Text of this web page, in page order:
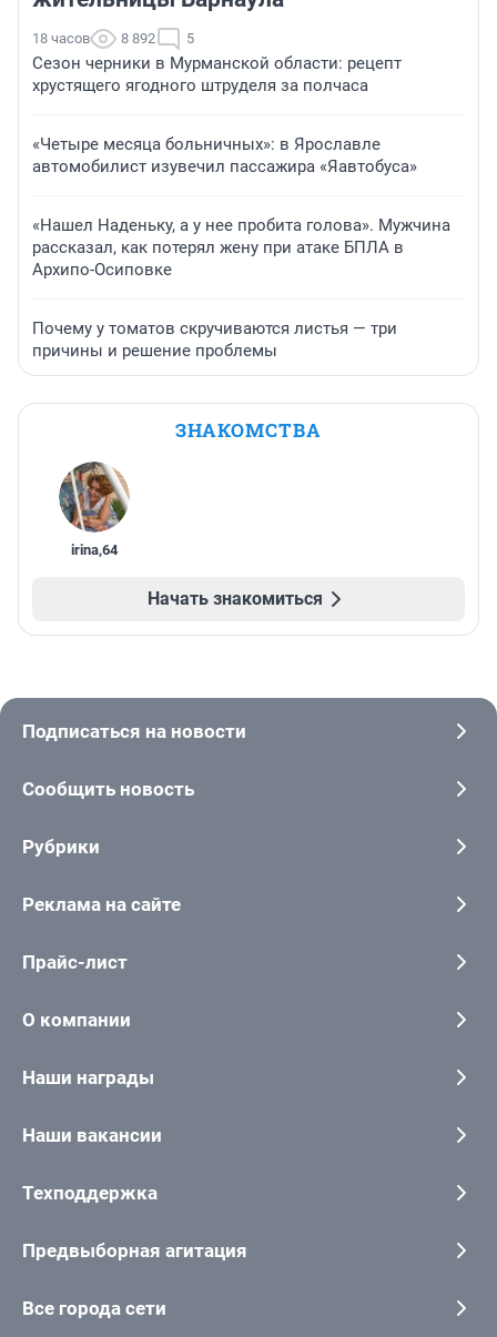
18 часов 8 892 5
Сезон черники в Мурманской области: рецепт
хрустящего ягодного штруделя за полчаса
«Четыре месяца больничных»: в Ярославле
автомобилист изувечил пассажира «Яавтобуса»
«Нашел Наденьку, а у нее пробита голова». Мужчина
рассказал, как потерял жену при атаке БПЛА в
Архипо-Осиповке
Почему у томатов скручиваются листья — три
причины и решение проблемы
ЗНАКОМСТВА
irina,64
Начать знакомиться
Подписаться на новости
Сообщить новость
Рубрики
Реклама на сайте
Прайс-лист
О компании
Наши награды
Наши вакансии
Техподдержка
Предвыборная агитация
Все города сети